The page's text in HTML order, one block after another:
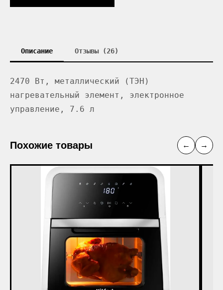
Описание Отзывы (26)
2470 Вт, металлический (ТЭН)
нагревательный элемент, электронное
управление, 7.6 л
Похожие товары ← →